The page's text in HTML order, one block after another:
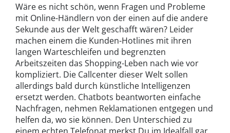
Wäre es nicht schön, wenn Fragen und Probleme
mit Online-Händlern von der einen auf die andere
Sekunde aus der Welt geschafft wären? Leider
machen einem die Kunden-Hotlines mit ihren
langen Warteschleifen und begrenzten
Arbeitszeiten das Shopping-Leben nach wie vor
kompliziert. Die Callcenter dieser Welt sollen
allerdings bald durch künstliche Intelligenzen
ersetzt werden. Chatbots beantworten einfache
Nachfragen, nehmen Reklamationen entgegen und
helfen da, wo sie können. Den Unterschied zu
einem echten Telefonat merkst Du im Idealfall gar